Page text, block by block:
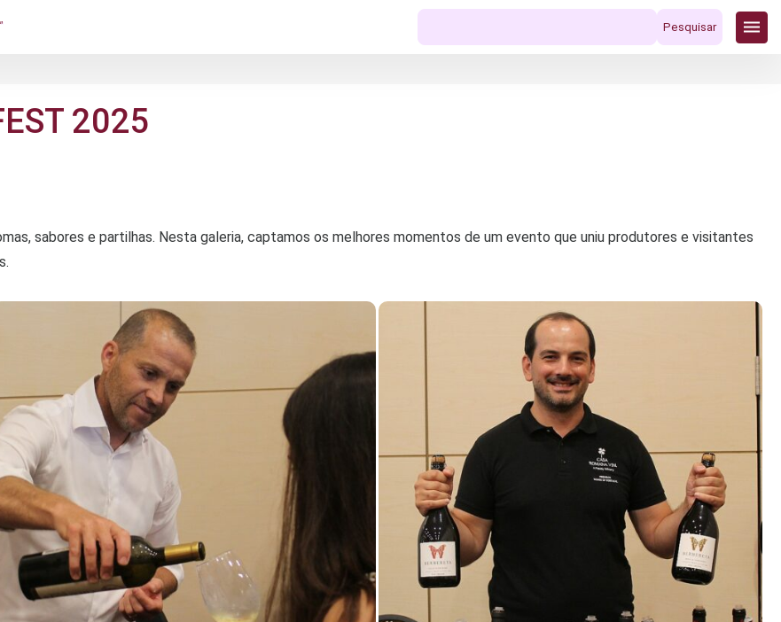
Pesquisar
2025
sabores e partilhas. Nesta galeria, captamos os melhores momentos de um evento que uniu produtores e visitantes